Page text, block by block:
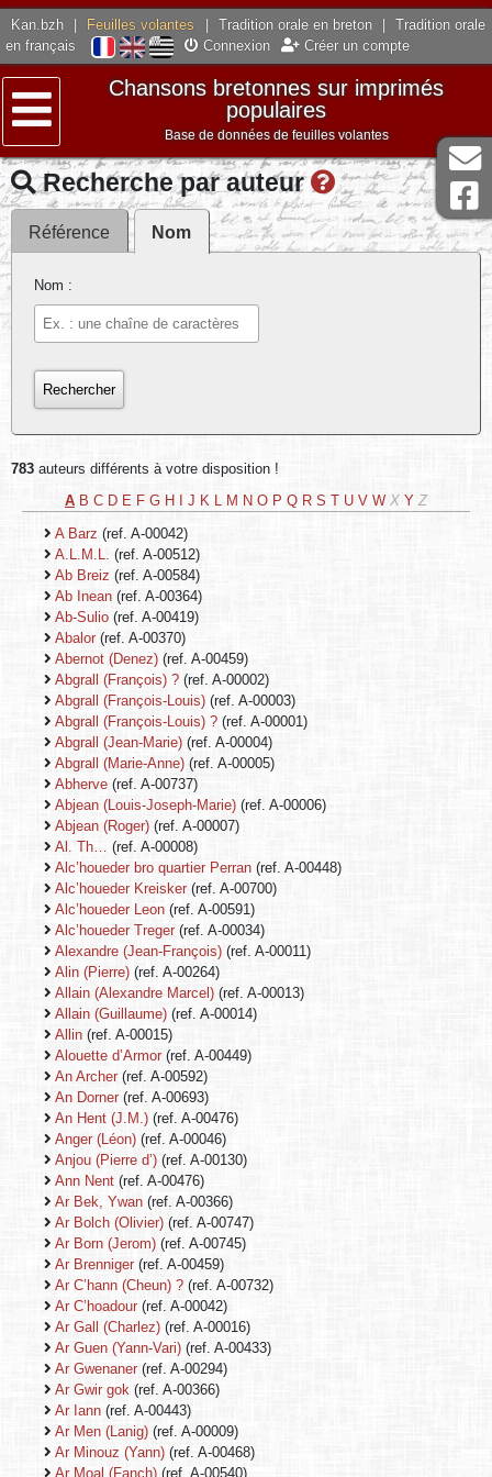
Kan.bzh Feuilles volantes Tradition orale en breton
Tradition orale
en français
Connexion Créer un compte
Menu
Chansons bretonnes sur imprimés
populaires
Base de données de feuilles volantes
Recherche par auteur
Référence Nom
Nom :
783 auteurs différents à votre disposition !
A B C D E F G H J K M N O P Q R S T U V W X Y Z
A Barz (ref. A-00042)
A.L.M.L. (ref. A-00512)
Ab Breiz (ref. A-00584)
Ab Inean (ref. A-00364)
Ab-Sulio (ref. A-00419)
Abalor (ref. A-00370)
Abernot (Denez) (ref. A-00459)
Abgrall (François) ? (ref. A-00002)
Abgrall (François-Louis) (ref. A-00003)
Abgrall (François-Louis) ? (ref. A-00001)
Abgrall (Jean-Marie) (ref. A-00004)
Abgrall (Marie-Anne) (ref. A-00005)
Abherve (ref. A-00737)
Abjean (Louis-Joseph-Marie) (ref. A-00006)
Abjean (Roger) (ref. A-00007)
Al. Th… (ref. A-00008)
Alc’houeder bro quartier Perran (ref. A-00448)
Alc’houeder Kreisker (ref. A-00700)
Alc’houeder Leon (ref. A-00591)
Alc’houeder Treger (ref. A-00034)
Alexandre (Jean-François) (ref. A-00011)
Alin (Pierre) (ref. A-00264)
Allain (Alexandre Marcel) (ref. A-00013)
Allain (Guillaume) (ref. A-00014)
Allin (ref. A-00015)
Alouette d’Armor (ref. A-00449)
An Archer (ref. A-00592)
An Dorner (ref. A-00693)
An Hent (J.M.) (ref. A-00476)
Anger (Léon) (ref. A-00046)
Anjou (Pierre d’) (ref. A-00130)
Ann Nent (ref. A-00476)
Ar Bek, Ywan (ref. A-00366)
Ar Bolch (Olivier) (ref. A-00747)
Ar Born (Jerom) (ref. A-00745)
Ar Brenniger (ref. A-00459)
Ar C’hann (Cheun) ? (ref. A-00732)
Ar C’hoadour (ref. A-00042)
Ar Gall (Charlez) (ref. A-00016)
Ar Guen (Yann-Vari) (ref. A-00433)
Ar Gwenaner (ref. A-00294)
Ar Gwir gok (ref. A-00366)
Ar Iann (ref. A-00443)
Ar Men (Lanig) (ref. A-00009)
Ar Minouz (Yann) (ref. A-00468)
Ar Moal (Fanch) (ref. A-00540)